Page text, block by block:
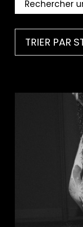
TRIER PAR